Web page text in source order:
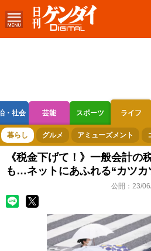
・社会 芸能 スポーツ ライフ
ボートレース 競輪 オートレース
暮らし グルメ アミューズメント
《税金下げて！》一般会計の
も…ネットにあふれる“カツ
公開： 23/